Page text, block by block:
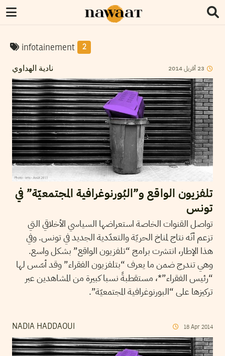
infotainement 2
نادية الهداوي 23 أفريل2014
تلفزيون الواقع و”البُورنوغرافية المجتمعيّة” في
تونس
تواصل القنوات الخاصة استعراضها السياسي الأخلاقي التي
تزعم أنّه نتاج لمناخ الحريّة والتعدّدية الجديد في تونس. وفي
هذا الإطار، انتشرت برامج “تلفزيون الواقع” بشكل واسع.
وهي تندرج ضمن ما يعرف “بتلفزيون الفقراء” وقد أسّس لها
“رئيس الفقراء”*، مستقطبةً نسبا كبيرة من المشاهدين عبر
تركيزها على “البورنوغرافية المجتمعيّة”.
NADIA HADDAOUI 18 Apr 2014